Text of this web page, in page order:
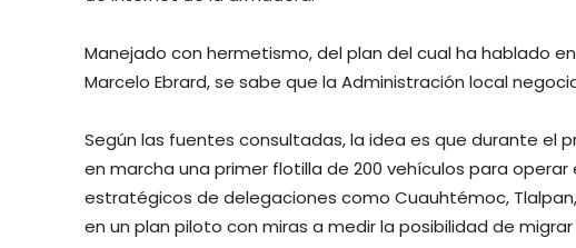
Manejado con hermetismo, del plan del cual ha hablado
Marcelo Ebrard, se sabe que la Administración local
Según las fuentes consultadas, la idea es que durante el
en marcha una primer flotilla de 200 vehículos para
estratégicos de delegaciones como Cuauhtémoc,
en un plan piloto con miras a medir la posibilidad de